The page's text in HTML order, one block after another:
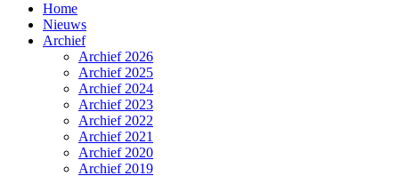
Home
Nieuws
Archief
Archief 2026
Archief 2025
Archief 2024
Archief 2023
Archief 2022
Archief 2021
Archief 2020
Archief 2019